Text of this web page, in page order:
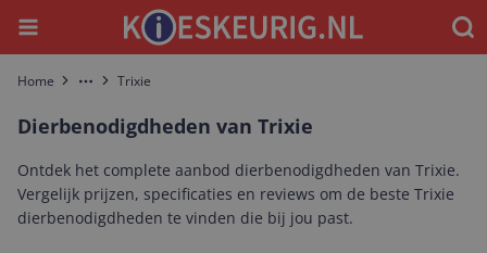
Menu
Home More Trixie
Dierbenodigdheden van Trixie
Ontdek het complete aanbod dierbenodigdheden van Trixie.
Vergelijk prijzen, specificaties en reviews om de beste Trixie
dierbenodigdheden te vinden die bij jou past.